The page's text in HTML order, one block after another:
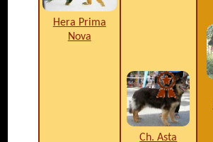
Hera Prima
Nova
Ch. Asta